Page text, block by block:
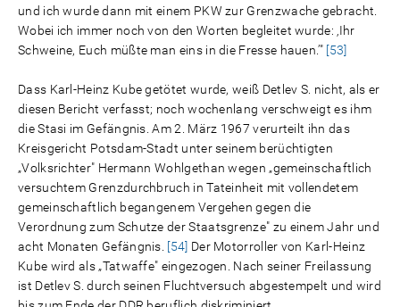
und ich wurde dann mit einem PKW zur Grenzwache gebracht.
Wobei ich immer noch von den Worten begleitet wurde: ‚Ihr
Schweine, Euch müßte man eins in die Fresse hauen.’" [53]
Dass Karl-Heinz Kube getötet wurde, weiß Detlev S. nicht, als er
diesen Bericht verfasst; noch wochenlang verschweigt es ihm
die Stasi im Gefängnis. Am 2. März 1967 verurteilt ihn das
Kreisgericht Potsdam-Stadt unter seinem berüchtigten
„Volksrichter" Hermann Wohlgethan wegen „gemeinschaftlich
versuchtem Grenzdurchbruch in Tateinheit mit vollendetem
gemeinschaftlich begangenem Vergehen gegen die
Verordnung zum Schutze der Staatsgrenze" zu einem Jahr und
acht Monaten Gefängnis. [54] Der Motorroller von Karl-Heinz
Kube wird als „Tatwaffe" eingezogen. Nach seiner Freilassung
ist Detlev S. durch seinen Fluchtversuch abgestempelt und wird